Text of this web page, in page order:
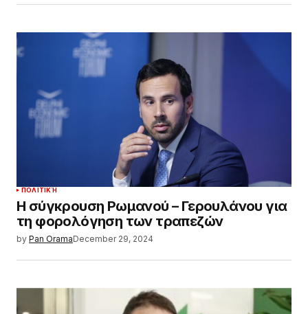
ΠΟΛΙΤΙΚΉ
Η σύγκρουση Ρωμανού – Γερουλάνου για
τη φορολόγηση των τραπεζών
by Pan OramaDecember 29, 2024